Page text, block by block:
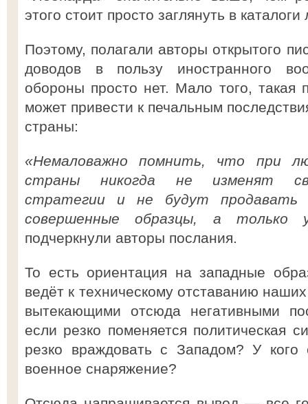
этого стоит просто заглянуть в
Поэтому, полагали авторы открытого
доводов в пользу иностранного
обороны просто нет. Мало того, такая
может привести к печальным
страны:
«Немаловажно помнить, что при
страны никогда не изменят
стратегии и не будут продавать
совершенные образцы, а только
подчеркнули авторы послания.
То есть ориентация на западные
ведёт к техническому отставанию
вытекающими отсюда негативными
если резко поменяется политическая
резко враждовать с Западом? У кого
военное снаряжение?